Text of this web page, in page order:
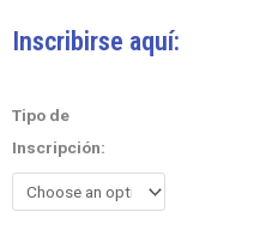
Inscribirse aquí:
Tipo de
Inscripción:
Curso
de
Nivel
B1